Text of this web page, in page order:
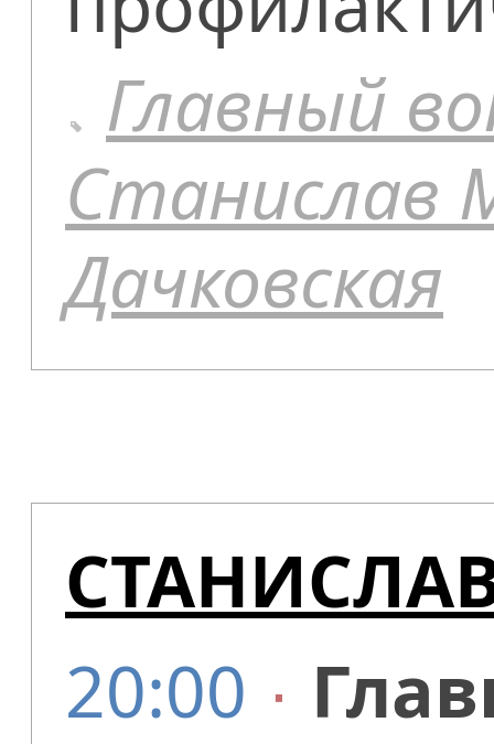
Главный
Станислав
Дачковская
20:00 ∙